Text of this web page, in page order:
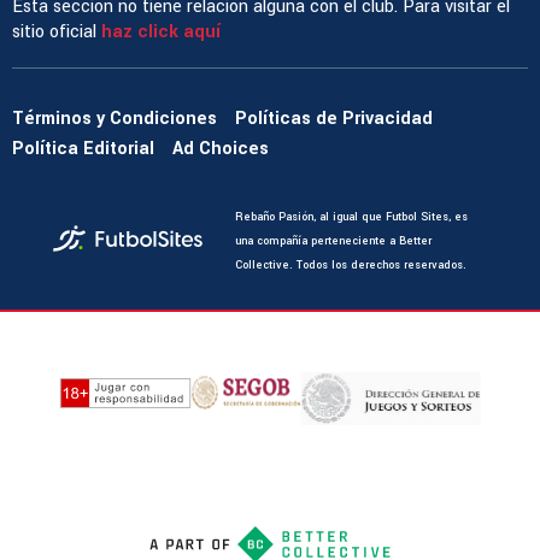
Esta sección no tiene relación alguna con el club. Para visitar el
sitio oficial haz click aquí
Términos y Condiciones
Políticas de Privacidad
Política Editorial
Ad Choices
Rebaño Pasión, al igual que Futbol Sites, es
una compañía perteneciente a Better
Collective. Todos los derechos reservados.